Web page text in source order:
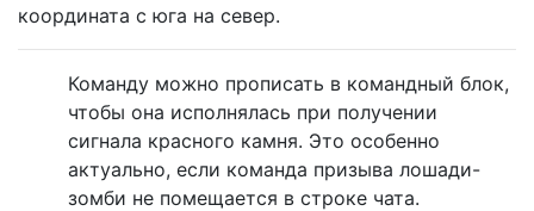
координата с юга на север.
Команду можно прописать в командный блок,
чтобы она исполнялась при получении
сигнала красного камня. Это особенно
актуально, если команда призыва лошади-
зомби не помещается в строке чата.